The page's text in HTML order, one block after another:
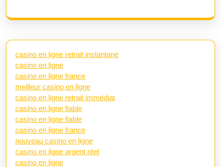
casino en ligne retrait instantané
casino en ligne
casino en ligne france
meilleur casino en ligne
casino en ligne retrait immédiat
casino en ligne fiable
casino en ligne fiable
casino en ligne france
nouveau casino en ligne
casino en ligne argent réel
casino en ligne